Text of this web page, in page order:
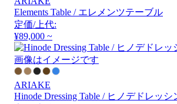
Elements Table / エレメンツテーブル
定価/上代:
¥89,000 ~
画像はイメージです
ARIAKE
Hinode Dressing Table / ヒノデドレッ